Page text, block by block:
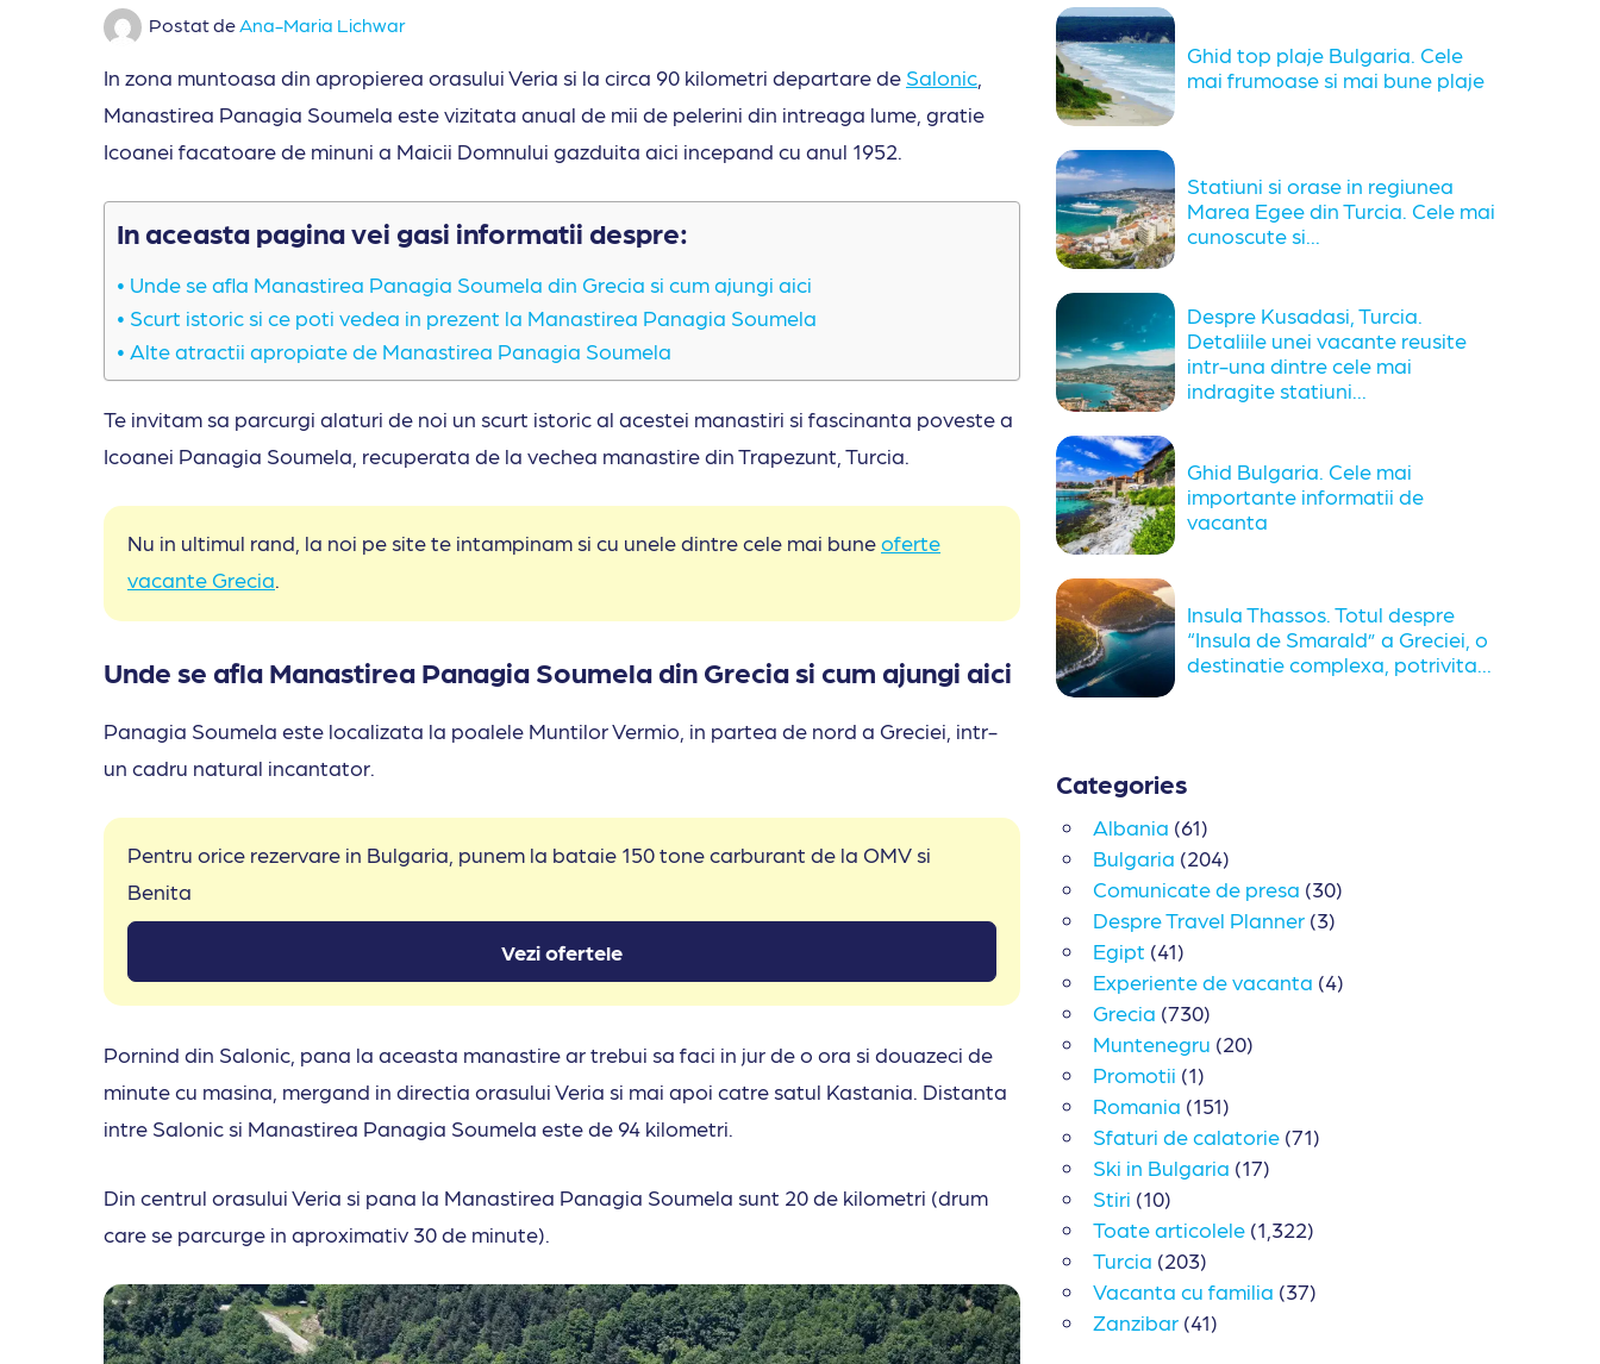
Postat deAna-Maria Lichwar
In zona muntoasa din apropierea orasului Veria si la circa 90 kilometri departare de Salonic
Manastirea Panagia Soumela este vizitata anual de mii de pelerini din intreaga lume, gratie
Icoanei facatoare de minuni a Maicii Domnului gazduita aici incepand cu anul 1952.
In aceasta pagina vei gasi informatii despre:
Unde se afla Manastirea Panagia Soumela din Grecia si cum ajungi aici
Scurt istoric si ce poti vedea in prezent la Manastirea Panagia Soumela
Alte atractii apropiate de Manastirea Panagia Soumela
Te invitam sa parcurgi alaturi de noi un scurt istoric al acestei manastiri si fascinanta poveste a
Icoanei Panagia Soumela, recuperata de la vechea manastire din Trapezunt, Turcia.
Nu in ultimul rand, la noi pe site te intampinam si cu unele dintre cele mai buneoferte
vacante Grecia.
Unde se afla Manastirea Panagia Soumela din Grecia si cum ajungi aici
Panagia Soumela este localizata la poalele Muntilor Vermio, in partea de nord a Greciei, intr-
un cadru natural incantator.
Pentru orice rezervare in Bulgaria, punem la bataie 150 tone carburant de la OMV si
Benita
Vezi ofertele
Pornind din Salonic, pana la aceasta manastire ar trebui sa faci in jur de o ora si douazeci de
minute cu masina, mergand in directia orasului Veria si mai apoi catre satul Kastania. Distanta
intre Salonic si Manastirea Panagia Soumela este de 94 kilometri.
Din centrul orasului Veria si pana la Manastirea Panagia Soumela sunt 20 de kilometri (drum
care se parcurge in aproximativ 30 de minute).
Ghid top plaje Bulgaria. Cele
mai frumoase si mai bune plaje
Statiuni si orase in regiunea
Marea Egee din Turcia. Cele mai
cunoscute si...
Despre Kusadasi, Turcia.
Detaliile unei vacante reusite
intr-una dintre cele mai
indragite statiuni...
Ghid Bulgaria. Cele mai
importante informatii de
vacanta
Insula Thassos. Totul despre
“Insula de Smarald” a Greciei, o
destinatie complexa, potrivita...
Categories
Albania (61)
Bulgaria (204)
Comunicate de presa (30)
Despre Travel Planner (3)
Egipt (41)
Experiente de vacanta (4)
Grecia (730)
Muntenegru (20)
Promotii (1)
Romania (151)
Sfaturi de calatorie (71)
Ski in Bulgaria (17)
Stiri (10)
Toate articolele (1,322)
Turcia (203)
Vacanta cu familia (37)
Zanzibar (41)